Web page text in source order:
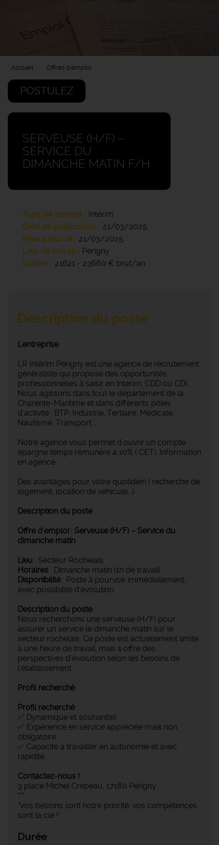
Accueil Offres d'emploi
POSTULEZ
SERVEUSE (H/F) –
SERVICE DU
DIMANCHE MATIN F/H
Type de contrat
Intérim
Date de publication
21/03/2025
Mise à jour le
21/03/2025
Lieu de travail
Périgny
Salaire
21621 - 23660 € brut/an
Description du poste
L'entreprise
LR Intérim Périgny est une agence de recrutement
généraliste qui propose des opportunités
professionnelles à saisir en Intérim, CDD ou CDI.
Nous agissons dans tout le département de la
Charente-Maritime et dans différents pôles
d'activité : BTP, Industrie, Tertiaire, Médicale,
Nautisme, Transport...
Notre agence vous permet d'ouvrir un compte
épargne temps rémunéré à 10% ( CET). Information
en agence.
Des avantages pour votre quotidien ( recherche de
logement, location de véhicule...)
Description du poste
Offre d'emploi : Serveuse (H/F) – Service du
dimanche matin
Lieu : Secteur Rochelais
Horaires : Dimanche matin (1h de travail)
Disponibilité: Poste à pourvoir immédiatement,
avec possibilité d’évolution
Description du poste:
Nous recherchons une serveuse (H/F) pour
assurer un service le dimanche matin sur le
secteur rochelais. Ce poste est actuellement limité
à une heure de travail, mais il offre des
perspectives d’évolution selon les besoins de
l’établissement.
Profil recherché
Profil recherché:
✅ Dynamique et souriant(e)
✅ Expérience en service appréciée mais non
obligatoire
✅ Capacité à travailler en autonomie et avec
rapidité
Contactez-nous !
3 place Michel Crépeau, 17180 Périgny
***
"Vos besoins sont notre priorité, vos compétences
sont la clé !"
Durée